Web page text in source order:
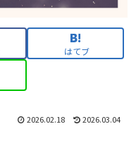
はてブ
2026.02.18 2026.03.04